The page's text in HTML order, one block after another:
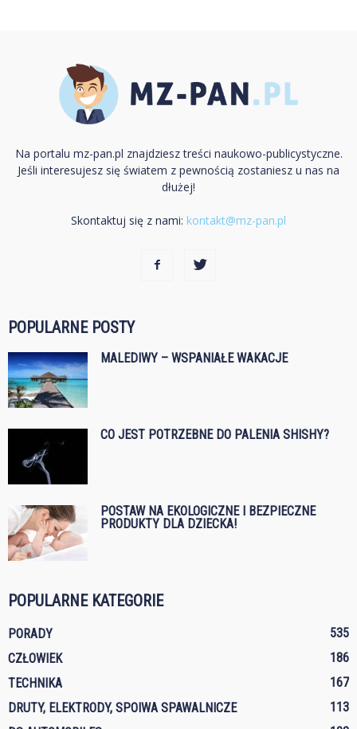
Na portalu mz-pan.pl znajdziesz treści naukowo-publicystyczne.
Jeśli interesujesz się światem z pewnością zostaniesz u nas na
dłużej!
Skontaktuj się z nami: kontakt@mz-pan.pl
POPULARNE POSTY
MALEDIWY – WSPANIAŁE WAKACJE
CO JEST POTRZEBNE DO PALENIA SHISHY?
POSTAW NA EKOLOGICZNE I BEZPIECZNE
PRODUKTY DLA DZIECKA!
POPULARNE KATEGORIE
PORADY
535
CZŁOWIEK
186
TECHNIKA
167
DRUTY, ELEKTRODY, SPOIWA SPAWALNICZE
113